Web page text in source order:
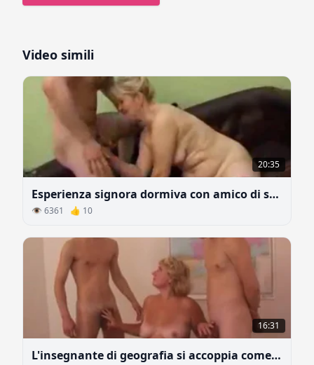
Video simili
20:35
Esperienza signora dormiva con amico di suo figlio
👁 6361 👍 10
16:31
L'insegnante di geografia si accoppia come una troia con due studenti